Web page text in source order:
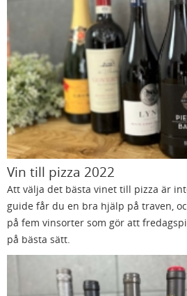
Vin till pizza 2022
Att välja det bästa vinet till pizza är
guide får du en bra hjälp på traven,
på fem vinsorter som gör att
på bästa sätt.